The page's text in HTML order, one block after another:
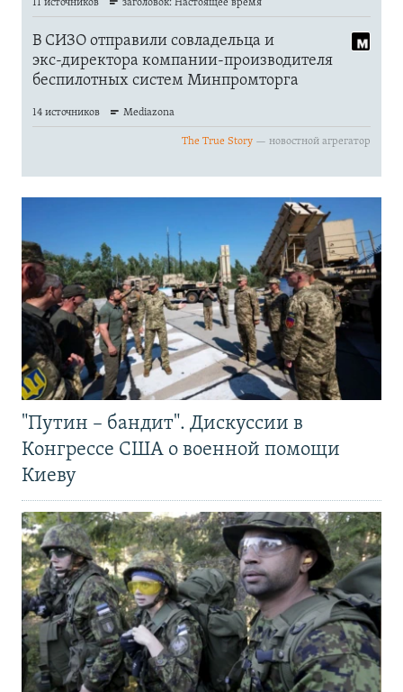
"Путин – бандит". Дискуссии в
Конгрессе США о военной помощи
Киеву